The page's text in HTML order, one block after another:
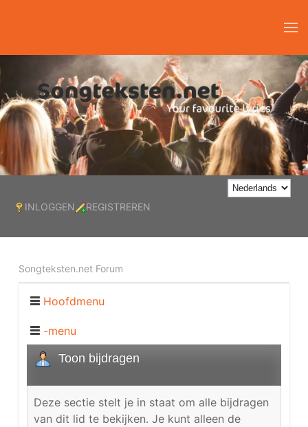
INLOGGEN REGISTREREN
Songteksten.net Forum
Hoofdmenu
-menu
Toon bijdragen
Deze sectie stelt je in staat om alle bijdragen
van dit lid te bekijken. Je kunt alleen de